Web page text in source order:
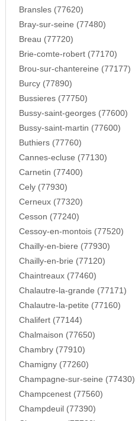
Bransles (77620)
Bray-sur-seine (77480)
Breau (77720)
Brie-comte-robert (77170)
Brou-sur-chantereine (77177)
Burcy (77890)
Bussieres (77750)
Bussy-saint-georges (77600)
Bussy-saint-martin (77600)
Buthiers (77760)
Cannes-ecluse (77130)
Carnetin (77400)
Cely (77930)
Cerneux (77320)
Cesson (77240)
Cessoy-en-montois (77520)
Chailly-en-biere (77930)
Chailly-en-brie (77120)
Chaintreaux (77460)
Chalautre-la-grande (77171)
Chalautre-la-petite (77160)
Chalifert (77144)
Chalmaison (77650)
Chambry (77910)
Chamigny (77260)
Champagne-sur-seine (77430)
Champcenest (77560)
Champdeuil (77390)